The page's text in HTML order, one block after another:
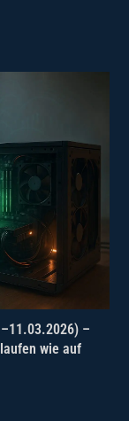
–
wie auf